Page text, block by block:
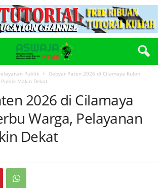
Publik
Gebyar Paten 2026 di Cilamaya Kulon
Makin Dekat
2026 di Cilamaya
Warga, Pelayanan
Dekat